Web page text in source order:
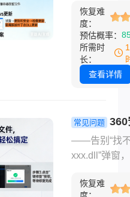
方法，并附
指南。无论
通用户还是
者，这篇
货都能让你
高效地应对
南）
软件崩溃、
退，你是否
中搜索"怎么
文件"？别再
修复"广告坑
DLL缺失问题
过官方免费
决，而第三
90%含恶意
本文由微软
程师联合撰
恢复难
度：
预估概率：
所需时
长：
查看详情
常见问题 360
卫士怎么
文件？3步
能轻松搞定
——告别“找
xxx.dll”弹窗
在电脑使用
恢复难
度：